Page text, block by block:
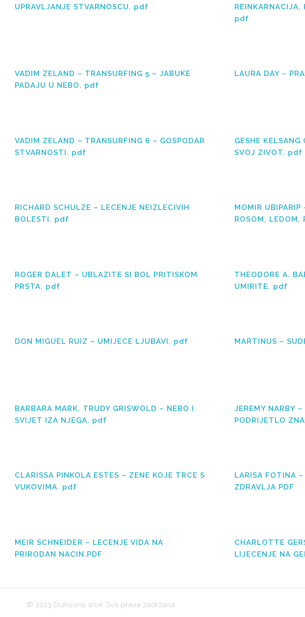
UPRAVLJANJE STVARNOSCU. pdf
REINKARNACIJA,
pdf
VADIM ZELAND – TRANSURFING 5 – JABUKE
PADAJU U NEBO. pdf
LAURA DAY –
VADIM ZELAND – TRANSURFING 6 – GOSPODAR
STVARNOSTI. pdf
GESHE
SVOJ ZIVOT. pdf
RICHARD SCHULZE – LECENJE NEIZLECIVIH
BOLESTI. pdf
MOMIR UBIPARIP
ROSOM, LEDOM,
ROGER DALET – UBLAZITE SI BOL PRITISKOM
PRSTA. pdf
THEODORE A.
UMIRITE. pdf
DON MIGUEL RUIZ – UMIJECE LJUBAVI. pdf MARTINUS –
BARBARA MARK, TRUDY GRISWOLD – NEBO I
SVIJET IZA NJEGA. pdf
JEREMY NARBY
PODRIJETLO
CLARISSA PINKOLA ESTES – ZENE KOJE TRCE S
VUKOVIMA. pdf
LARISA FOTINA
ZDRAVLJA.PDF
MEIR SCHNEIDER – LECENJE VIDA NA
PRIRODAN NACIN.PDF
CHARLOTTE
LIJECENJE NA
© 2023 Duhovno srce. Sva prava zadržana.